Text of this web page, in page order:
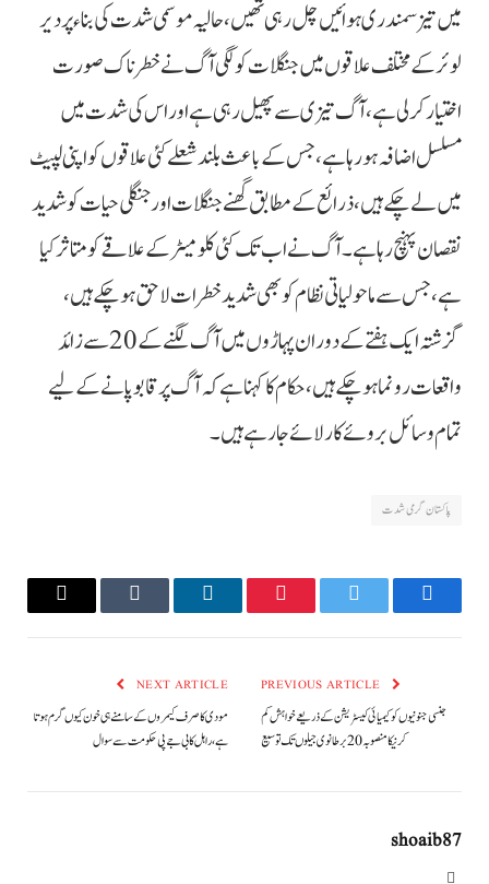
میں تیز سمندری ہوائیں چل رہی تھیں، حالیہ موسمی شدت کی بناء پر دیر
لوئر کے مختلف علاقوں میں جنگلات کو لگی آگ نے خطرناک صورت
اختیار کرلی ہے، آگ تیزی سے پھیل رہی ہے اور اس کی شدت میں
مسلسل اضافہ ہو رہا ہے، جس کے باعث بلند شعلے کئی علاقوں کو اپنی لپیٹ
میں لے چکے ہیں، ذرائع کے مطابق گھنے جنگلات اور جنگلی حیات کو شدید
نقصان پہنچ رہا ہے۔ آگ نے اب تک کئی کلومیٹر کے علاقے کو متاثر کیا
ہے، جس سے ماحولیاتی نظام کو بھی شدید خطرات لاحق ہو چکے ہیں،
گزشتہ ایک ہفتے کے دوران پہاڑوں میں آگ لگنے کے 20 سے زائد
واقعات رونما ہو چکے ہیں، حکام کا کہنا ہے کہ آگ پر قابو پانے کے لیے
تمام وسائل بروئے کار لائے جا رہے ہیں۔
پاکستان گرمی شدت
Facebook
Twitter
Pinterest
LinkedIn
Tumblr
Email
جنسی جنونیوں کو کیمیائی کیسٹریشن کے ذریعے خواہش کم
کرنیکا منصوبہ 20 برطانوی جیلوں تک توسیع
NEXT ARTICLE
مودی کا صرف کیمروں کے سامنے ہی خون کیوں گرم ہوتا
ہے، راہل کا بی جے پی حکومت سے سوال
shoaib87